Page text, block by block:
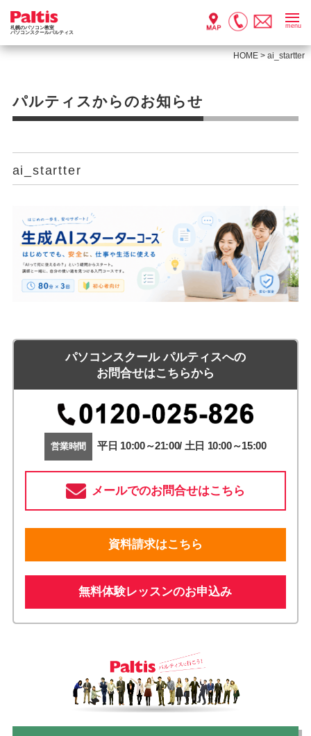
札幌のパソコン教室
パソコンスクールパルティス
menu
HOME >ai_startter
パルティスからのお知らせ
ai_startter
パソコンスクール パルティスへの
お問合せはこちらから
営業時間 平日 10:00～21:00/ 土日 10:00～15:00
メールでのお問合せはこちら
資料請求はこちら
無料体験レッスンのお申込み